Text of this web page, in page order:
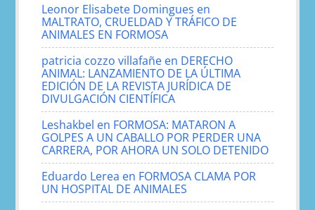
Leonor Elisabete Domingues en
MALTRATO, CRUELDAD Y TRÁFICO DE
ANIMALES EN FORMOSA
patricia cozzo villafañe en DERECHO
ANIMAL: LANZAMIENTO DE LA ÚLTIMA
EDICIÓN DE LA REVISTA JURÍDICA DE
DIVULGACIÓN CIENTÍFICA
Leshakbel en FORMOSA: MATARON A
GOLPES A UN CABALLO POR PERDER UNA
CARRERA, POR AHORA UN SOLO DETENIDO
Eduardo Lerea en FORMOSA CLAMA POR
UN HOSPITAL DE ANIMALES